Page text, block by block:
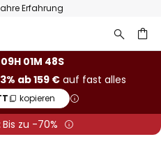
Erfahrung
01M 47S
ab 159 €auf fast alles
kopieren
Bis zu -70%